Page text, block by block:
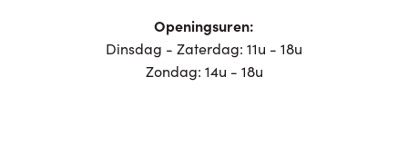
Openingsuren:
Dinsdag - Zaterdag: 11u - 18u
Zondag: 14u - 18u